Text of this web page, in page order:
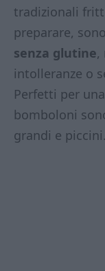
tradizionali
preparare,
senza glutine,
intolleranze o
Perfetti per
bomboloni
grandi e piccini.